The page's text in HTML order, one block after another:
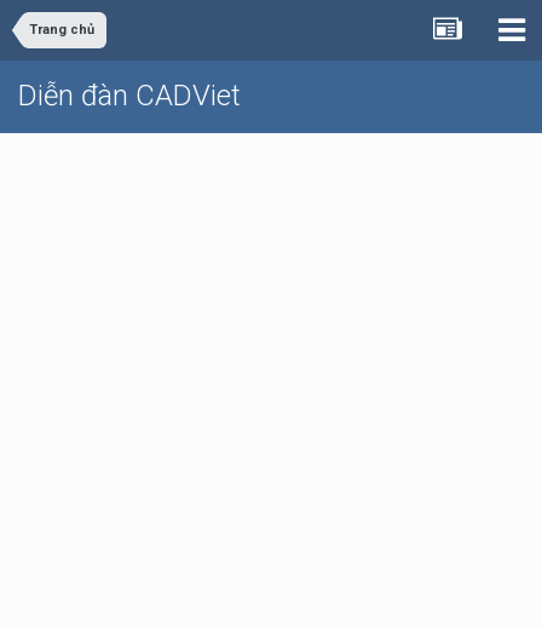
Trang chủ
Diễn đàn CADViet